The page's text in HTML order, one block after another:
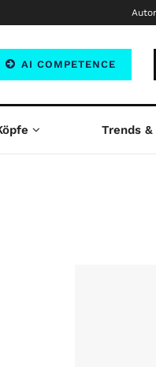
AI COMPETENCE
Trends &